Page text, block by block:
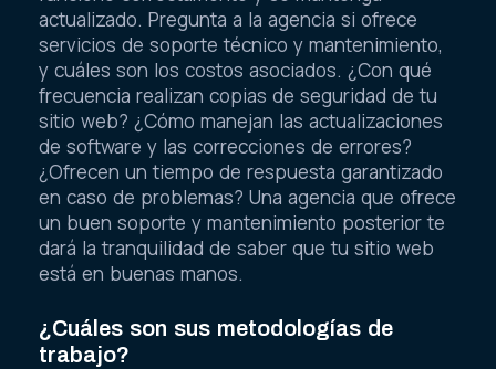
actualizado. Pregunta a la agencia si ofrece
servicios de soporte técnico y mantenimiento,
y cuáles son los costos asociados. ¿Con qué
frecuencia realizan copias de seguridad de tu
sitio web? ¿Cómo manejan las actualizaciones
de software y las correcciones de errores?
¿Ofrecen un tiempo de respuesta garantizado
en caso de problemas? Una agencia que ofrece
un buen soporte y mantenimiento posterior te
dará la tranquilidad de saber que tu sitio web
está en buenas manos.
¿Cuáles son sus metodologías de
trabajo?